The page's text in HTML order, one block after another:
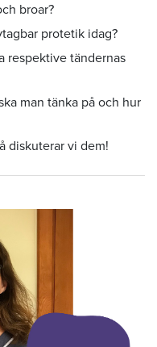
broar?
protetik idag?
respektive tändernas
man tänka på och hur
diskuterar vi dem!